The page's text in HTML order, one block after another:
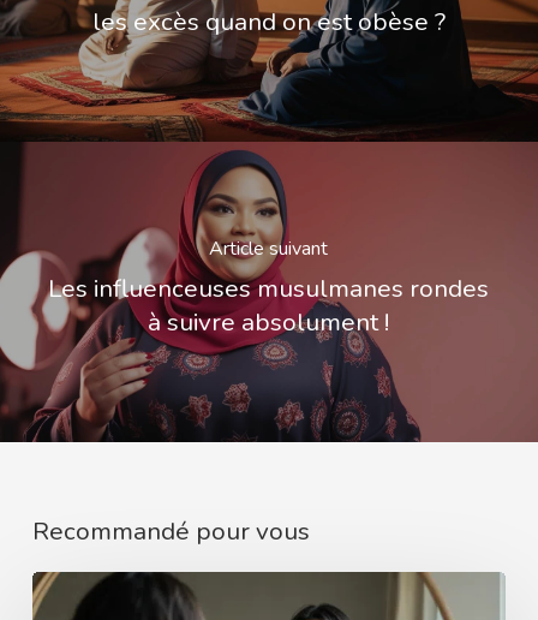
les excès quand on est obèse ?
Article suivant
Les influenceuses musulmanes rondes
à suivre absolument !
Recommandé pour vous
Et